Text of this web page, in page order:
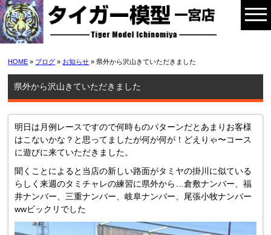
HOME » ブログ » お知らせ » 県外から沢山きていただきました
県外から沢山きていただきました
明日は月例レースですので何時ものパターンだとあまりお客様
はこないかな？と思ってましたが何が何が！どえりゃ〜コース
に遊びに来ていただきました。
聞くことによると当店の新しい路面がタミヤの掛川に似ている
らしく来週のタミチャレの練習に県外から…倉敷ナンバー、福
井ナンバー、三重ナンバー、岐阜ナンバー、尾張小牧ナンバー
wwビックリでした